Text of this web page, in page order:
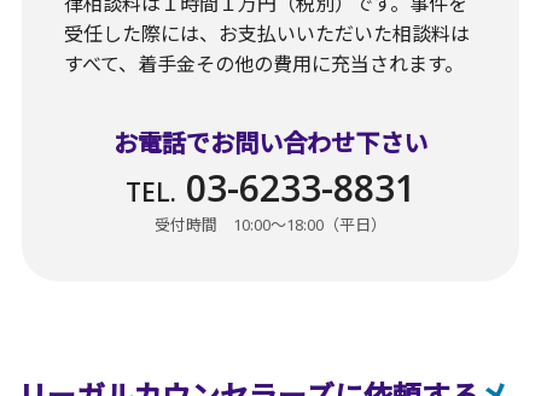
受任した際には、お支払いいただいた相談料は
すべて、着手金その他の費用に充当されます。
お電話でお問い合わせ下さい
TEL. 03-6233-8831
受付時間 10:00〜18:00（平日）